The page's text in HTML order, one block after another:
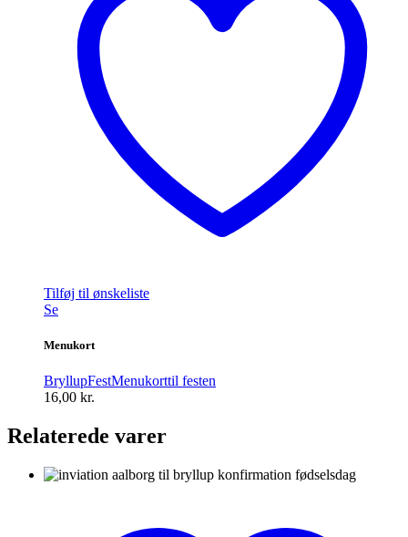
Tilføj til ønskeliste
Se
Menukort
BryllupFestMenukorttil festen
16,00 kr.
Relaterede varer